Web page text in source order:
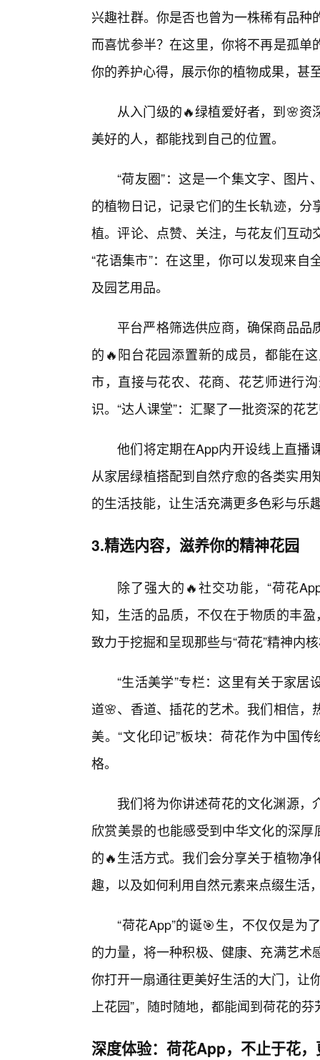
兴趣社群。你是否也曾为一株稀有品
而喜忧参半？在这里，你将不再是孤
你的养护心得，展示你的植物成果，甚
从入门级的🔥绿植爱好者，到🌸
美好的人，都能找到自己的位置。
“荷友圈”：这是一个集文字、图
的植物日记，记录它们的生长轨迹，
植。评论、点赞、关注，与花友们互
“花语集市”：在这里，你可以发现来
及园艺用品。
平台严格筛选供应商，确保商品
的🔥阳台花园添置新的成员，都能在
市，直接与花农、花商、花艺师进行
识。“达人课堂”：汇聚了一批资深的花
他们将定期在App内开设线上直播
从家居绿植搭配到自然疗愈的各类实
的生活技能，让生活充满更多色彩与乐
3.精选内容，滋养你的精神花园
除了强大的🔥社交功能，“荷花
知，生活的品质，不仅在于物质的丰
致力于挖掘和呈现那些与“荷花”精神内
“生活美学”专栏：这里有关于家
道🌸、香道、插花的艺术。我们相信
美。“文化印记”板块：荷花作为中国
格。
我们将为你讲述荷花的文化渊源
欣赏美景的也能感受到中华文化的深
的🔥生活方式。我们会分享关于植物
趣，以及如何利用自然元素来点缀生活
“荷花App”的诞🎯生，不仅仅是为
的力量，将一种积极、健康、充满艺
你打开一扇通往更美好生活的大门，让
上花园”，随时随地，都能闻到荷花的
深度体验：荷花App，不止于花